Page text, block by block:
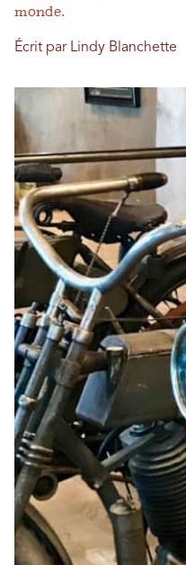
monde.
Écrit par Lindy Blanchette